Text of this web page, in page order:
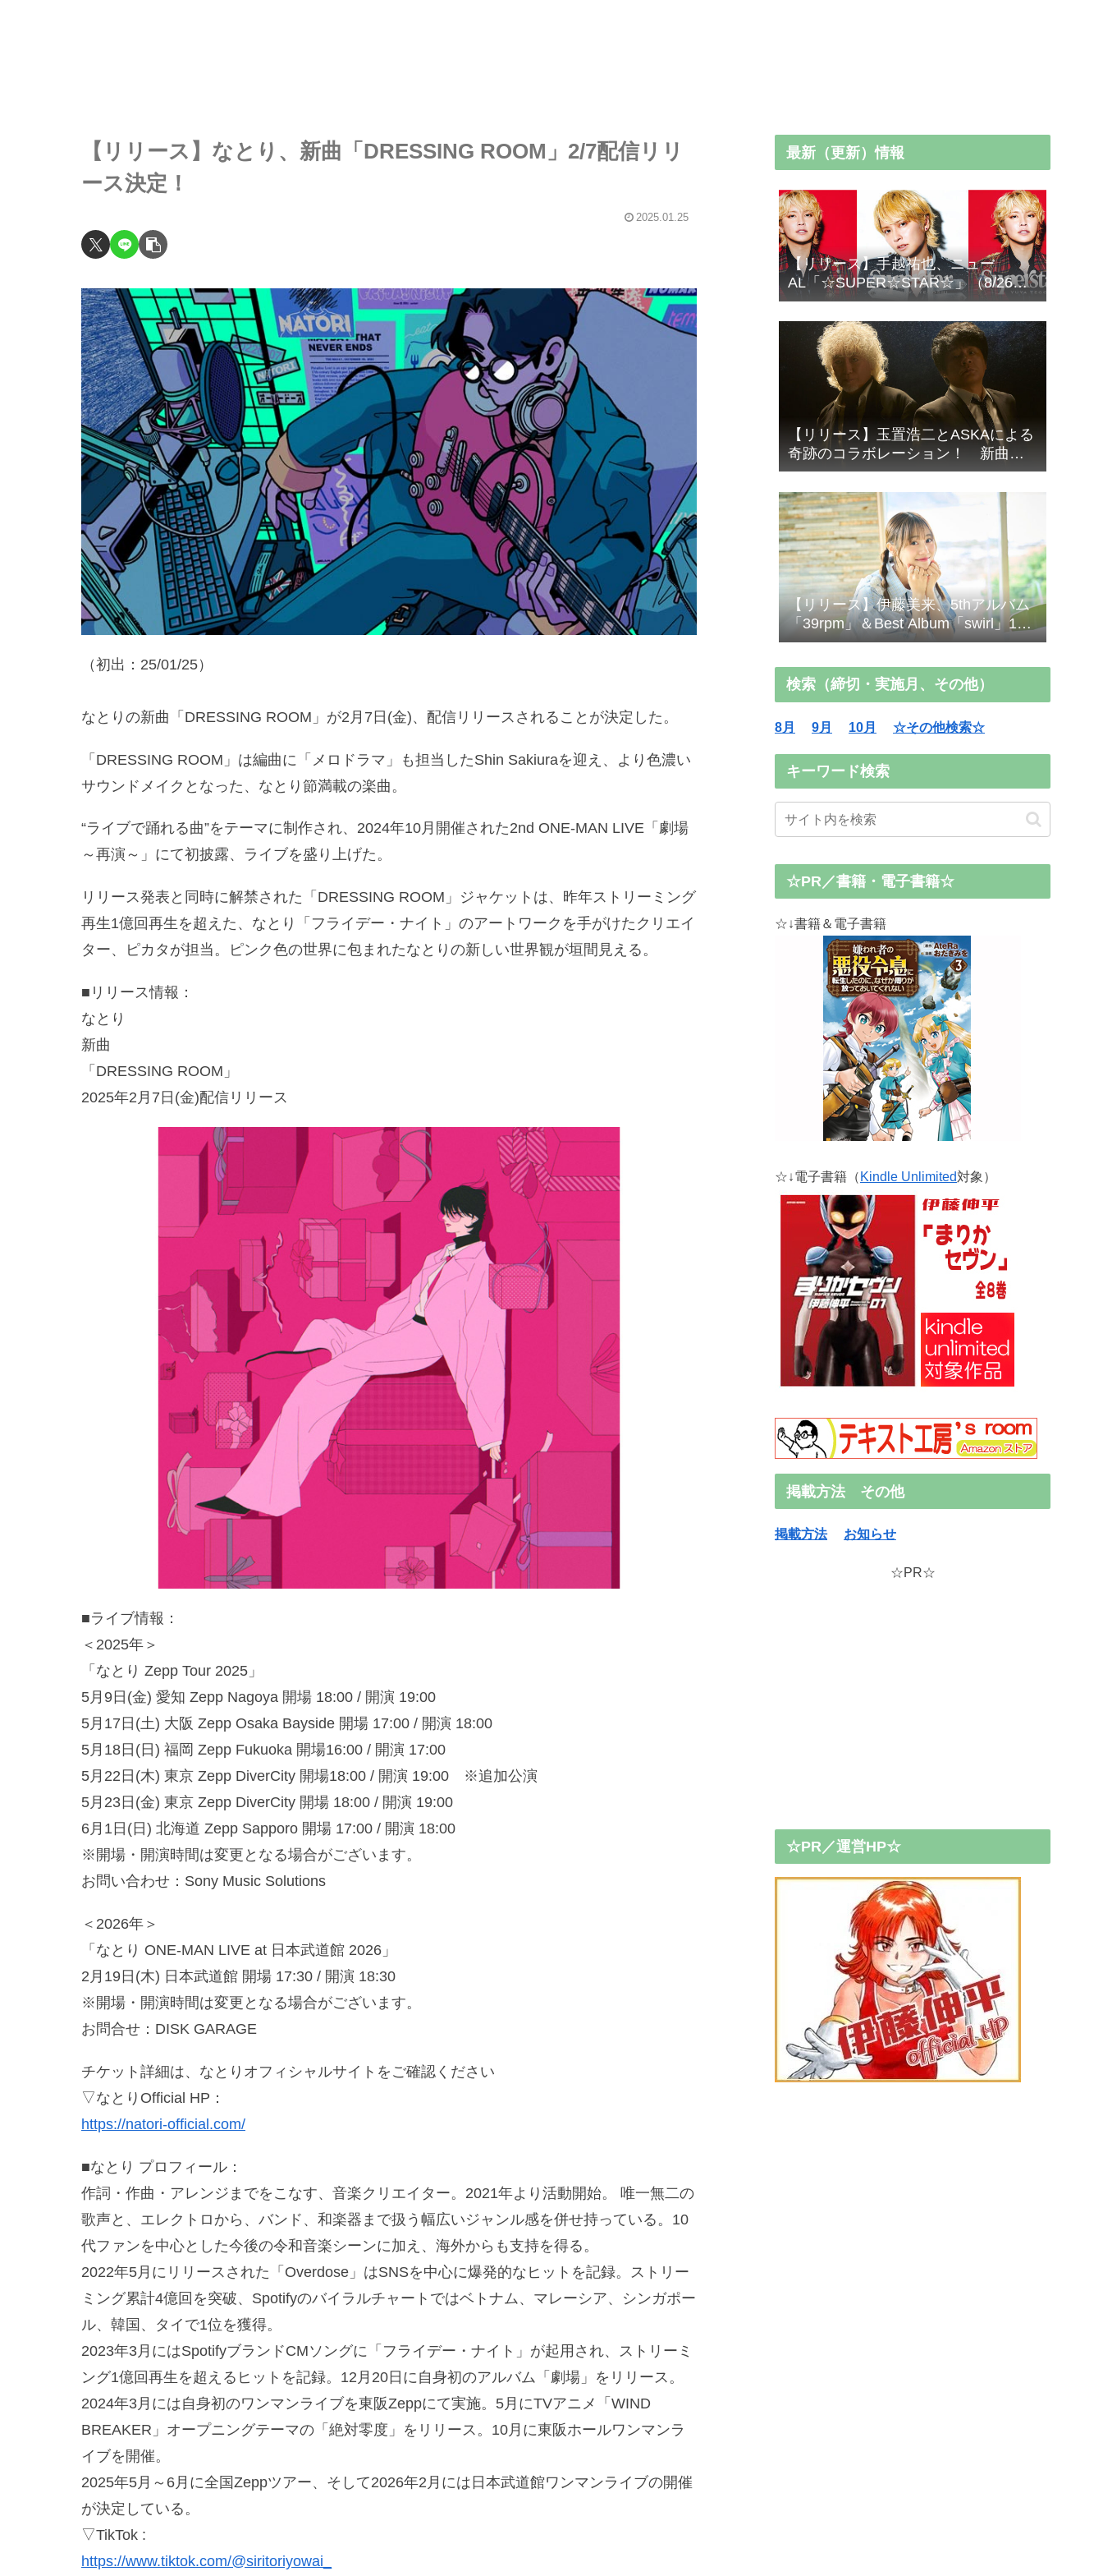
【リリース】なとり、新曲「DRESSING ROOM」2/7配信リリ
ース決定！
2025.01.25
（初出：25/01/25）
なとりの新曲「DRESSING ROOM」が2月7日(金)、配信リリースされることが決定した。
「DRESSING ROOM」は編曲に「メロドラマ」も担当したShin Sakiuraを迎え、より色濃い
サウンドメイクとなった、なとり節満載の楽曲。
“ライブで踊れる曲”をテーマに制作され、2024年10月開催された2nd ONE-MAN LIVE「劇場
～再演～」にて初披露、ライブを盛り上げた。
リリース発表と同時に解禁された「DRESSING ROOM」ジャケットは、昨年ストリーミング
再生1億回再生を超えた、なとり「フライデー・ナイト」のアートワークを手がけたクリエイ
ター、ピカタが担当。ピンク色の世界に包まれたなとりの新しい世界観が垣間見える。
■リリース情報：
なとり
新曲
「DRESSING ROOM」
2025年2月7日(金)配信リリース
■ライブ情報：
＜2025年＞
「なとり Zepp Tour 2025」
5月9日(金) 愛知 Zepp Nagoya 開場 18:00 / 開演 19:00
5月17日(土) 大阪 Zepp Osaka Bayside 開場 17:00 / 開演 18:00
5月18日(日) 福岡 Zepp Fukuoka 開場16:00 / 開演 17:00
5月22日(木) 東京 Zepp DiverCity 開場18:00 / 開演 19:00 ※追加公演
5月23日(金) 東京 Zepp DiverCity 開場 18:00 / 開演 19:00
6月1日(日) 北海道 Zepp Sapporo 開場 17:00 / 開演 18:00
※開場・開演時間は変更となる場合がございます。
お問い合わせ：Sony Music Solutions
＜2026年＞
「なとり ONE-MAN LIVE at 日本武道館 2026」
2月19日(木) 日本武道館 開場 17:30 / 開演 18:30
※開場・開演時間は変更となる場合がございます。
お問合せ：DISK GARAGE
チケット詳細は、なとりオフィシャルサイトをご確認ください
▽なとりOfficial HP：
https://natori-official.com/
■なとり プロフィール：
作詞・作曲・アレンジまでをこなす、音楽クリエイター。2021年より活動開始。 唯一無二の
歌声と、エレクトロから、バンド、和楽器まで扱う幅広いジャンル感を併せ持っている。10
代ファンを中心とした今後の令和音楽シーンに加え、海外からも支持を得る。
2022年5月にリリースされた「Overdose」はSNSを中心に爆発的なヒットを記録。ストリー
ミング累計4億回を突破、Spotifyのバイラルチャートではベトナム、マレーシア、シンガポー
ル、韓国、タイで1位を獲得。
2023年3月にはSpotifyブランドCMソングに「フライデー・ナイト」が起用され、ストリーミ
ング1億回再生を超えるヒットを記録。12月20日に自身初のアルバム「劇場」をリリース。
2024年3月には自身初のワンマンライブを東阪Zeppにて実施。5月にTVアニメ「WIND
BREAKER」オープニングテーマの「絶対零度」をリリース。10月に東阪ホールワンマンラ
イブを開催。
2025年5月～6月に全国Zeppツアー、そして2026年2月には日本武道館ワンマンライブの開催
が決定している。
▽TikTok :
https://www.tiktok.com/@siritoriyowai_
最新（更新）情報
【リリース】手越祐也、ニュー
AL「☆SUPER☆STAR☆」（8/26発
売）より「AME-KAZE」＆「エデ
ン」2曲先行サプライズ配信！
【リリース】玉置浩二とASKAによる
奇跡のコラボレーション！ 新曲
「音銀河」9/16リリース
【リリース】伊藤美来、5thアルバム
「39rpm」＆Best Album「swirl」10/7
発売！
検索（締切・実施月、その他）
8月 9月 10月 ☆その他検索☆
キーワード検索
☆PR／書籍・電子書籍☆
☆↓書籍＆電子書籍
☆↓電子書籍（ Kindle Unlimited対象）
掲載方法 その他
掲載方法 お知らせ
☆PR☆
☆PR／運営HP☆